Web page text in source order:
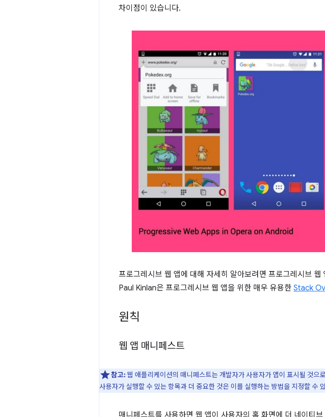
차이점이 있습니다.
프로그레시브 웹 앱에 대해 자세히 알아보려면 프로그레시브
Paul Kinlan은 프로그레시브 웹 앱을 위한 매우 유용한 Stack
원칙
웹 앱 매니페스트
참고:웹 애플리케이션의 매니페스트는 개발자가 사용자가 앱이 표시될 것
사용자가 실행할 수 있는 항목과 더 중요한 것은 이를 실행하는 방법을 지정할 수
매니페스트를 사용하면 웹 앱이 사용자의 홈 화면에 더 네이티